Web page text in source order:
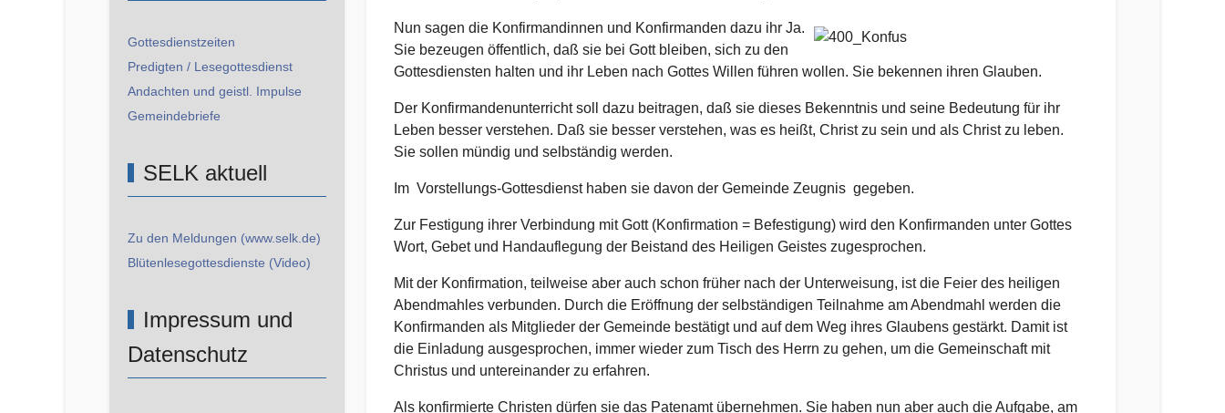
Gottesdienstzeiten
Predigten / Lesegottesdienst
Andachten und geistl. Impulse
Gemeindebriefe
SELK aktuell
Zu den Meldungen (www.selk.de)
Blütenlesegottesdienste (Video)
Impressum und
Datenschutz
Nun sagen die Konfirmandinnen und Konfirmanden dazu ihr Ja.
Sie bezeugen öffentlich, daß sie bei Gott bleiben, sich zu den
Gottesdiensten halten und ihr Leben nach Gottes Willen führen wollen. Sie bekennen ihren Glauben.
Der Konfirmandenunterricht soll dazu beitragen, daß sie dieses Bekenntnis und seine Bedeutung für ihr
Leben besser verstehen. Daß sie besser verstehen, was es heißt, Christ zu sein und als Christ zu leben.
Sie sollen mündig und selbständig werden.
Im Vorstellungs-Gottesdienst haben sie davon der Gemeinde Zeugnis gegeben.
Zur Festigung ihrer Verbindung mit Gott (Konfirmation = Befestigung) wird den Konfirmanden unter Gottes
Wort, Gebet und Handauflegung der Beistand des Heiligen Geistes zugesprochen.
Mit der Konfirmation, teilweise aber auch schon früher nach der Unterweisung, ist die Feier des heiligen
Abendmahles verbunden. Durch die Eröffnung der selbständigen Teilnahme am Abendmahl werden die
Konfirmanden als Mitglieder der Gemeinde bestätigt und auf dem Weg ihres Glaubens gestärkt. Damit ist
die Einladung ausgesprochen, immer wieder zum Tisch des Herrn zu gehen, um die Gemeinschaft mit
Christus und untereinander zu erfahren.
Als konfirmierte Christen dürfen sie das Patenamt übernehmen. Sie haben nun aber auch die Aufgabe, am